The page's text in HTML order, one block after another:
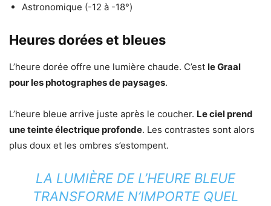
Astronomique (-12 à -18°)
Heures dorées et bleues
L’heure dorée offre une lumière chaude. C’est le Graal
pour les photographes de paysages.
L’heure bleue arrive juste après le coucher. Le ciel prend
une teinte électrique profonde. Les contrastes sont alors
plus doux et les ombres s’estompent.
LA LUMIÈRE DE L’HEURE BLEUE
TRANSFORME N’IMPORTE QUEL